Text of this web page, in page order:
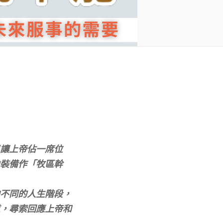
上帝佔一席位
備作「牧區幹
同的人生階段，
尋索回應上帝和